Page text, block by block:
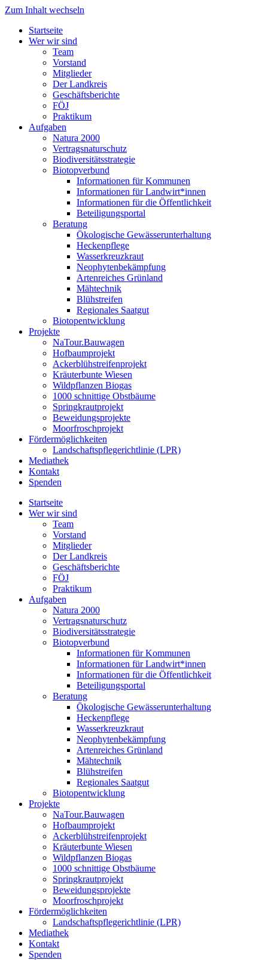
Zum Inhalt wechseln
Startseite
Wer wir sind
Team
Vorstand
Mitglieder
Der Landkreis
Geschäftsberichte
FÖJ
Praktikum
Aufgaben
Natura 2000
Vertragsnaturschutz
Biodiversitätsstrategie
Biotopverbund
Informationen für Kommunen
Informationen für Landwirt*innen
Informationen für die Öffentlichkeit
Beteiligungsportal
Beratung
Ökologische Gewässerunterhaltung
Heckenpflege
Wasserkreuzkraut
Neophytenbekämpfung
Artenreiches Grünland
Mähtechnik
Blühstreifen
Regionales Saatgut
Biotopentwicklung
Projekte
NaTour.Bauwagen
Hofbaumprojekt
Ackerblühstreifenprojekt
Kräuterbunte Wiesen
Wildpflanzen Biogas
1000 schnittige Obstbäume
Springkrautprojekt
Beweidungsprojekte
Moorfroschprojekt
Fördermöglichkeiten
Landschaftspflegerichtlinie (LPR)
Mediathek
Kontakt
Spenden
Startseite
Wer wir sind
Team
Vorstand
Mitglieder
Der Landkreis
Geschäftsberichte
FÖJ
Praktikum
Aufgaben
Natura 2000
Vertragsnaturschutz
Biodiversitätsstrategie
Biotopverbund
Informationen für Kommunen
Informationen für Landwirt*innen
Informationen für die Öffentlichkeit
Beteiligungsportal
Beratung
Ökologische Gewässerunterhaltung
Heckenpflege
Wasserkreuzkraut
Neophytenbekämpfung
Artenreiches Grünland
Mähtechnik
Blühstreifen
Regionales Saatgut
Biotopentwicklung
Projekte
NaTour.Bauwagen
Hofbaumprojekt
Ackerblühstreifenprojekt
Kräuterbunte Wiesen
Wildpflanzen Biogas
1000 schnittige Obstbäume
Springkrautprojekt
Beweidungsprojekte
Moorfroschprojekt
Fördermöglichkeiten
Landschaftspflegerichtlinie (LPR)
Mediathek
Kontakt
Spenden